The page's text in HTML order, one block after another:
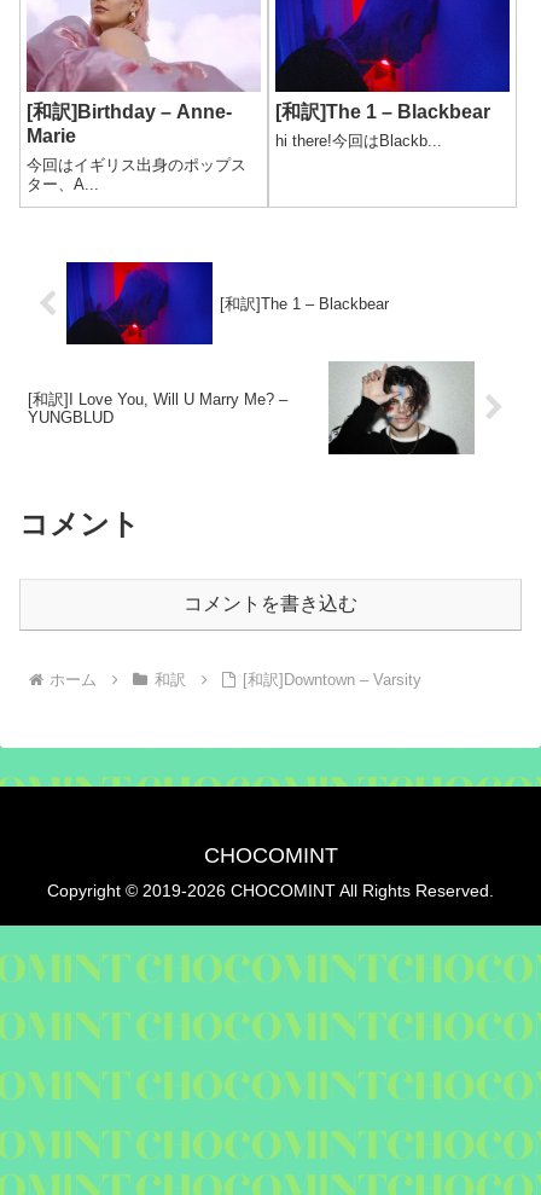
[和訳]Birthday – Anne-
Marie
今回はイギリス出身のポップス
ター、A...
[和訳]The 1 – Blackbear
hi there!今回はBlackb...
[和訳]The 1 – Blackbear
[和訳]I Love You, Will U Marry Me? –
YUNGBLUD
コメント
コメントを書き込む
ホーム 和訳 [和訳]Downtown – Varsity
CHOCOMINT
Copyright © 2019-2026 CHOCOMINT All Rights Reserved.